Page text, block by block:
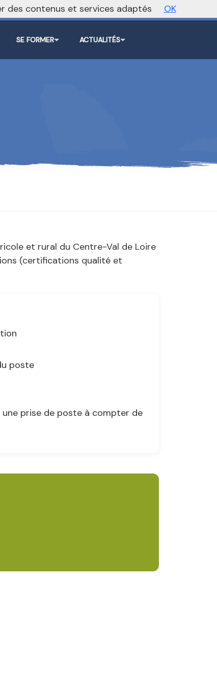
Vers le site national
SE FORMER ACTUALITÉS
et rural du Centre-Val de Loire
(certifications qualité et
poste
une prise de poste à compter de
des contenus et services adaptés OK